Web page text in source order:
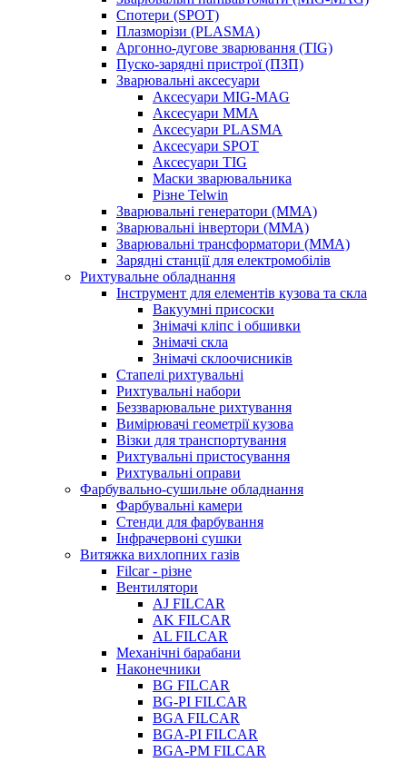
Спотери (SPOT)
Плазморізи (PLASMA)
Аргонно-дугове зварювання (TIG)
Пуско-зарядні пристрої (ПЗП)
Зварювальні аксесуари
Аксесуари MIG-MAG
Аксесуари MMA
Аксесуари PLASMA
Аксесуари SPOT
Аксесуари TIG
Маски зварювальника
Різне Telwin
Зварювальні генератори (MMA)
Зварювальні інвертори (MMA)
Зварювальні трансформатори (MMA)
Зарядні станції для електромобілів
Рихтувальне обладнання
Інструмент для елементів кузова та скла
Вакуумні присоски
Знімачі кліпс і обшивки
Знімачі скла
Знімачі склоочисників
Стапелі рихтувальні
Рихтувальні набори
Беззварювальне рихтування
Вимірювачі геометрії кузова
Візки для транспортування
Рихтувальні пристосування
Рихтувальні оправи
Фарбувально-сушильне обладнання
Фарбувальні камери
Стенди для фарбування
Інфрачервоні сушки
Витяжка вихлопних газів
Filcar - різне
Вентилятори
AJ FILCAR
AK FILCAR
AL FILCAR
Механічні барабани
Наконечники
BG FILCAR
BG-PI FILCAR
BGA FILCAR
BGA-PI FILCAR
BGA-PM FILCAR